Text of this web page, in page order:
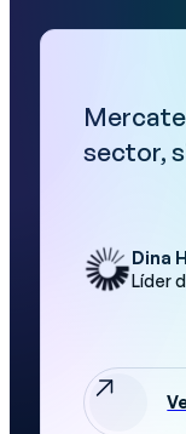
sector,
Dina
Líder